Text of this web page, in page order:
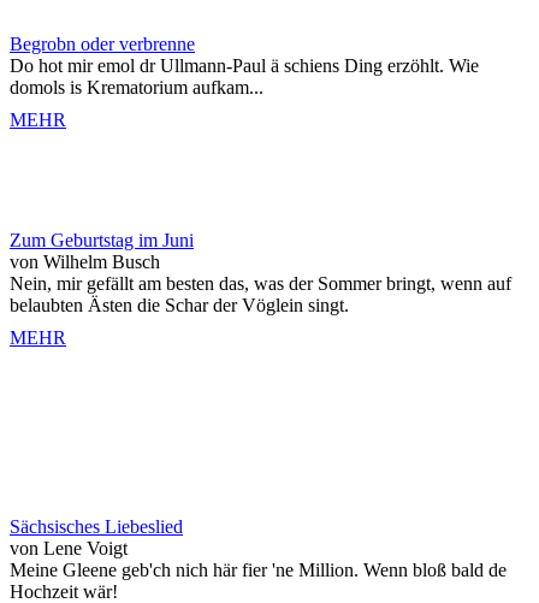
Begrobn oder verbrenne
Do hot mir emol dr Ullmann-Paul ä schiens Ding erzöhlt. Wie
domols is Krematorium aufkam...
MEHR
Zum Geburtstag im Juni
von Wilhelm Busch
Nein, mir gefällt am besten das, was der Sommer bringt, wenn auf
belaubten Ästen die Schar der Vöglein singt.
MEHR
Sächsisches Liebeslied
von Lene Voigt
Meine Gleene geb'ch nich här fier 'ne Million. Wenn bloß bald de
Hochzeit wär!